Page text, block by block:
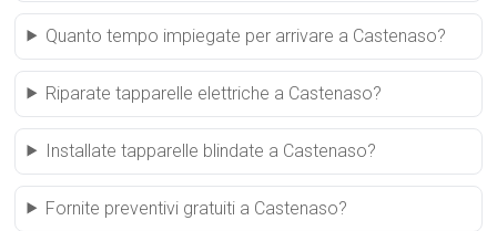
Quanto tempo impiegate per arrivare a Castenaso?
Riparate tapparelle elettriche a Castenaso?
Installate tapparelle blindate a Castenaso?
Fornite preventivi gratuiti a Castenaso?